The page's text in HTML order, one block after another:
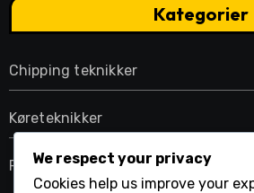
Kategorier
Chipping teknikker
Køreteknikker
Putte teknikker
We respect your privacy
Cookies help us improve your